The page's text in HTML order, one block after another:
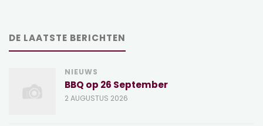
DE LAATSTE BERICHTEN
NIEUWS
BBQ op 26 September
2 AUGUSTUS 2026